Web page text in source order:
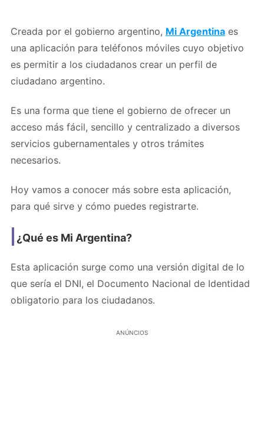
Creada por el gobierno argentino, Mi Argentina es
una aplicación para teléfonos móviles cuyo objetivo
es permitir a los ciudadanos crear un perfil de
ciudadano argentino.
Es una forma que tiene el gobierno de ofrecer un
acceso más fácil, sencillo y centralizado a diversos
servicios gubernamentales y otros trámites
necesarios.
Hoy vamos a conocer más sobre esta aplicación,
para qué sirve y cómo puedes registrarte.
¿Qué es Mi Argentina?
Esta aplicación surge como una versión digital de lo
que sería el DNI, el Documento Nacional de Identidad
obligatorio para los ciudadanos.
ANÚNCIOS